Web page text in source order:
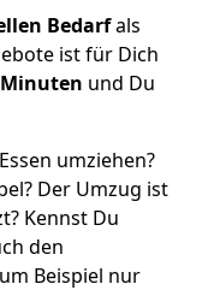
Bedarfals
ist für Dich
Minuten und Du
umziehen?
Der Umzug ist
Kennst Du
den
Beispiel nur